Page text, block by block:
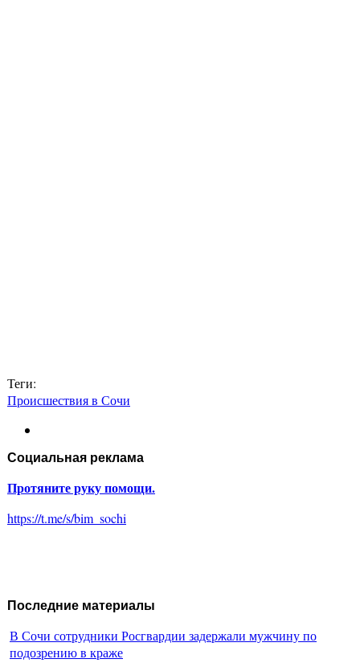
Теги:
Происшествия в Сочи
Социальная реклама
Протяните руку помощи.
https://t.me/s/bim_sochi
Последние материалы
В Сочи сотрудники Росгвардии задержали мужчину по
подозрению в краже